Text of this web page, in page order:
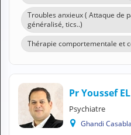
M
P
FR Français
Troubles anxieux ( Attaque de
généralisé, tics..)
Thérapie comportementale et
Pr Youssef
Psychiatre
Ghandi